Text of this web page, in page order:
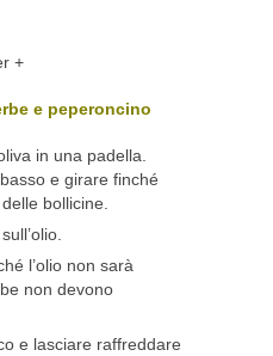
+
e peperoncino
in una padella.
e girare finché
bollicine.
l’olio non sarà
non devono
e lasciare raffreddare